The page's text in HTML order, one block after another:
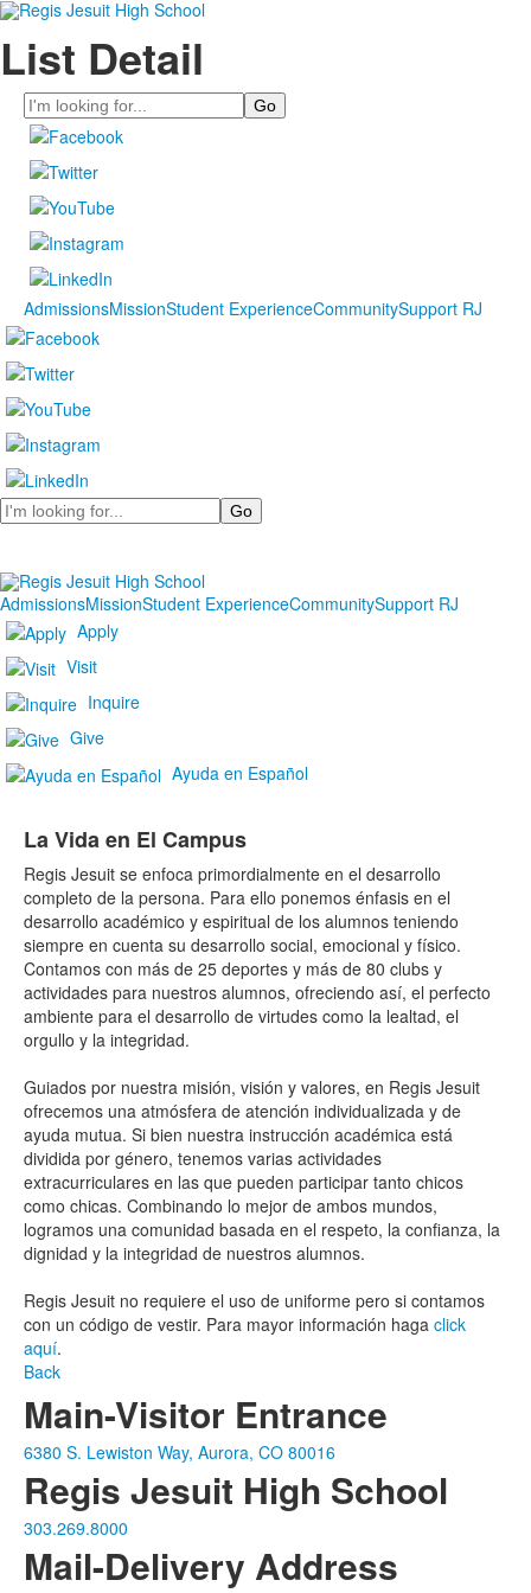
List Detail
Search
AdmissionsMissionStudent ExperienceCommunitySupport RJ
Search
AdmissionsMissionStudent ExperienceCommunitySupport RJ
Apply
Visit
Inquire
Give
Ayuda en Español
La Vida en El Campus
Regis Jesuit se enfoca primordialmente en el desarrollo
completo de la persona. Para ello ponemos énfasis en el
desarrollo académico y espiritual de los alumnos teniendo
siempre en cuenta su desarrollo social, emocional y físico.
Contamos con más de 25 deportes y más de 80 clubs y
actividades para nuestros alumnos, ofreciendo así, el perfecto
ambiente para el desarrollo de virtudes como la lealtad, el
orgullo y la integridad.
Guiados por nuestra misión, visión y valores, en Regis Jesuit
ofrecemos una atmósfera de atención individualizada y de
ayuda mutua. Si bien nuestra instrucción académica está
dividida por género, tenemos varias actividades
extracurriculares en las que pueden participar tanto chicos
como chicas. Combinando lo mejor de ambos mundos,
logramos una comunidad basada en el respeto, la confianza, la
dignidad y la integridad de nuestros alumnos.
Regis Jesuit no requiere el uso de uniforme pero si contamos
con un código de vestir. Para mayor información haga click
aquí.
Back
Main-Visitor Entrance
6380 S. Lewiston Way, Aurora, CO 80016
Regis Jesuit High School
303.269.8000
Mail-Delivery Address